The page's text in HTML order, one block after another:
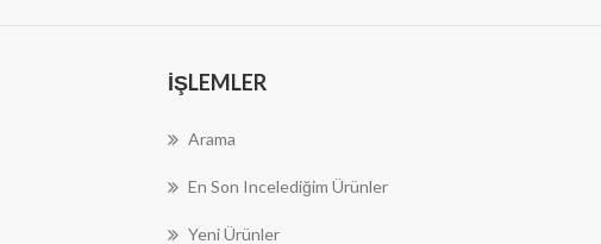
İŞLEMLER
Arama
En Son Incelediğim Ürünler
Yeni Ürünler